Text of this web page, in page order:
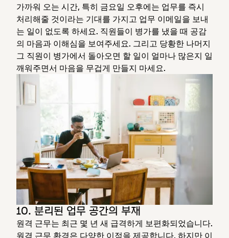
가까워 오는 시간, 특히 금요일 오후에는 업무를 즉시
처리해줄 것이라는 기대를 가지고 업무 이메일을 보내
는 일이 없도록 하세요. 직원들이 병가를 냈을 때 공감
의 마음과 이해심을 보여주세요. 그리고 당황한 나머지
그 직원이 병가에서 돌아오면 할 일이 얼마나 많은지 일
깨워주면서 마음을 무겁게 만들지 마세요.
10. 분리된 업무 공간의 부재
원격 근무는 최근 몇 년 새 급격하게 보편화되었습니다.
원격 근무 환경은 다양한 이점을 제공합니다. 하지만 이